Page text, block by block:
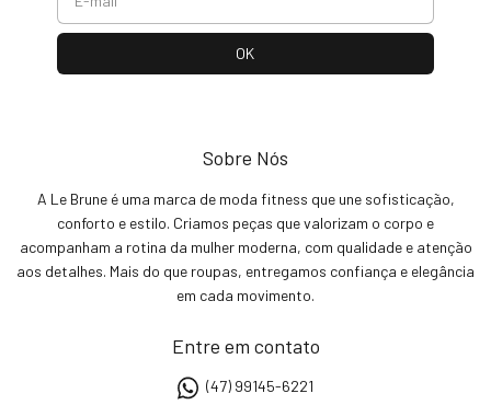
Sobre Nós
A Le Brune é uma marca de moda fitness que une sofisticação,
conforto e estilo. Criamos peças que valorizam o corpo e
acompanham a rotina da mulher moderna, com qualidade e atenção
aos detalhes. Mais do que roupas, entregamos confiança e elegância
em cada movimento.
Entre em contato
(47) 99145-6221